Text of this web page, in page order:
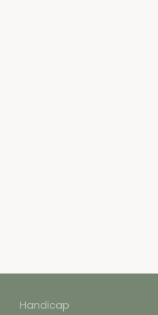
Handicap